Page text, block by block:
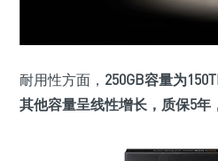
耐用性方面， 250GB容量为
其他容量呈线性增长，质保5年